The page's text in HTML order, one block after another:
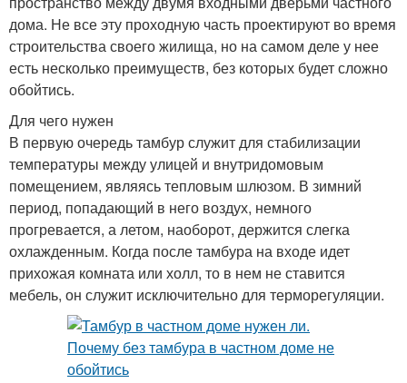
дома. Не все эту проходную часть проектируют во время
строительства своего жилища, но на самом деле у нее
есть несколько преимуществ, без которых будет сложно
обойтись.
Для чего нужен
В первую очередь тамбур служит для стабилизации
температуры между улицей и внутридомовым
помещением, являясь тепловым шлюзом. В зимний
период, попадающий в него воздух, немного
прогревается, а летом, наоборот, держится слегка
охлажденным. Когда после тамбура на входе идет
прихожая комната или холл, то в нем не ставится
мебель, он служит исключительно для терморегуляции.